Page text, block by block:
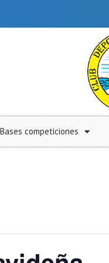
Bases competiciones